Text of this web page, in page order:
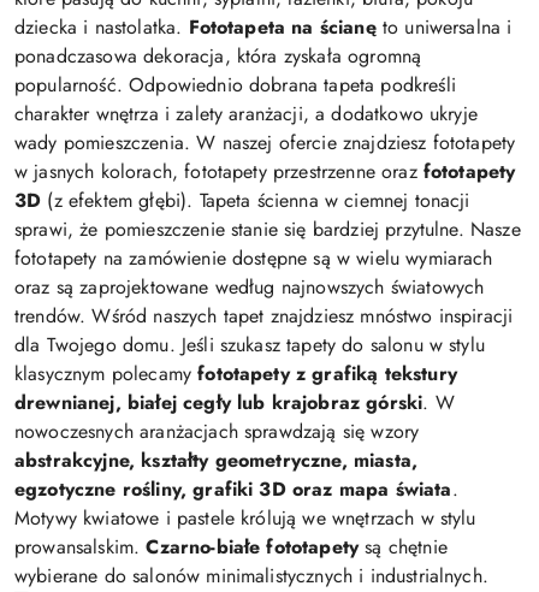
dziecka i nastolatka. Fototapeta na ścianęto uniwersalna i
ponadczasowa dekoracja, która zyskała ogromną
popularność. Odpowiednio dobrana tapeta podkreśli
charakter wnętrza i zalety aranżacji, a dodatkowo ukryje
wady pomieszczenia. W naszej ofercie znajdziesz fototapety
w jasnych kolorach, fototapety przestrzenne oraz fototapety
3D (z efektem głębi). Tapeta ścienna w ciemnej tonacji
sprawi, że pomieszczenie stanie się bardziej przytulne. Nasze
fototapety na zamówienie dostępne są w wielu wymiarach
oraz są zaprojektowane według najnowszych światowych
trendów. Wśród naszych tapet znajdziesz mnóstwo inspiracji
dla Twojego domu. Jeśli szukasz tapety do salonu w stylu
klasycznym polecamyfototapety z grafiką tekstury
drewnianej, białej cegły lub krajobraz górski. W
nowoczesnych aranżacjach sprawdzają się wzory
abstrakcyjne, kształty geometryczne, miasta,
egzotyczne rośliny, grafiki 3D oraz mapa świata.
Motywy kwiatowe i pastele królują we wnętrzach w stylu
prowansalskim.Czarno-białe fototapetysą chętnie
wybierane do salonów minimalistycznych i industrialnych.